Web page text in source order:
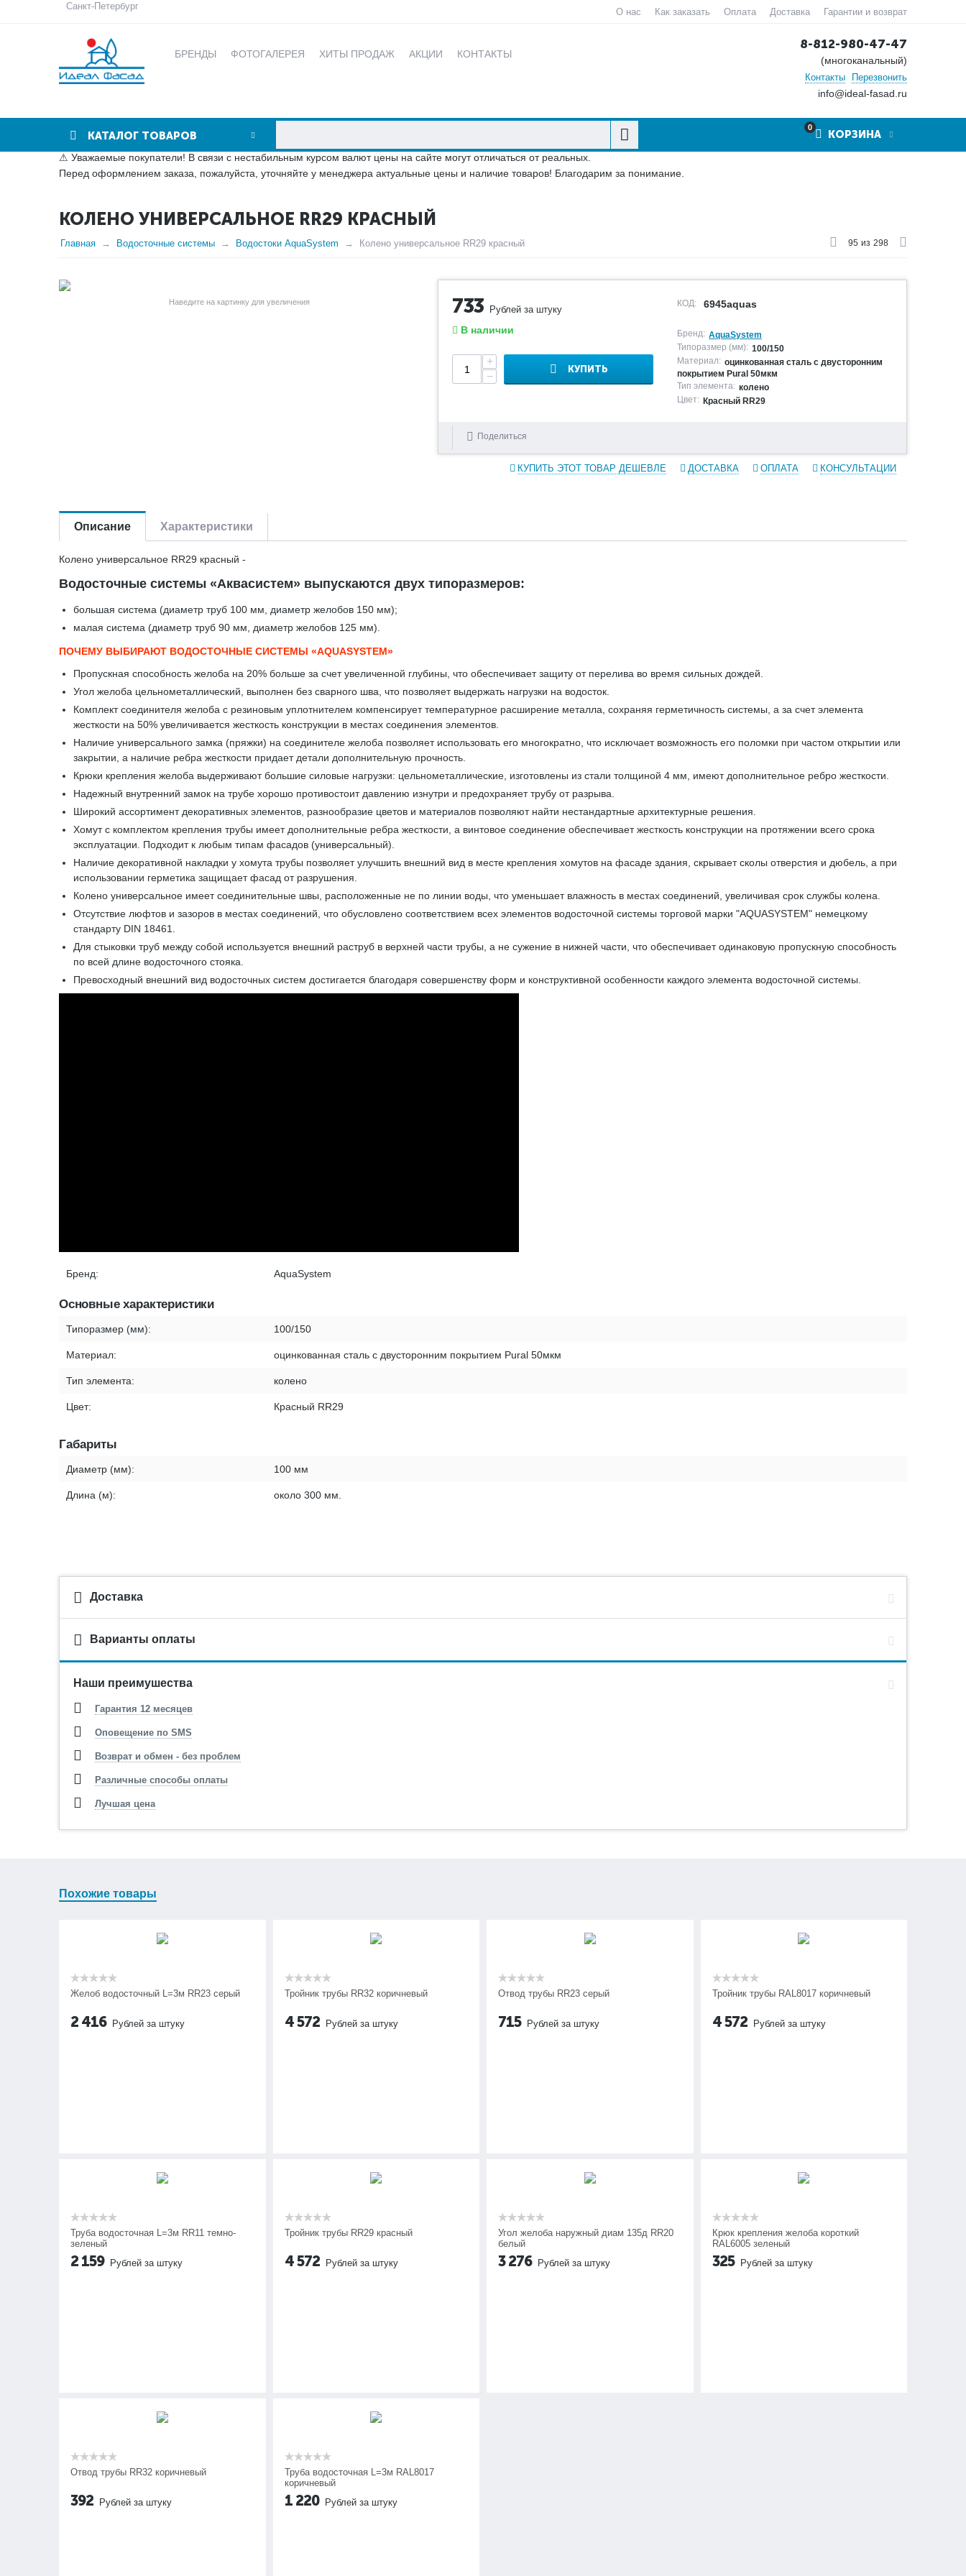
Санкт-Петербург
О нас Как заказать Оплата Доставка Гарантии и возврат
БРЕНДЫ ФОТОГАЛЕРЕЯ ХИТЫ ПРОДАЖ АКЦИИ КОНТАКТЫ
8-812-980-47-47
(многоканальный)
Контакты Перезвонить
info@ideal-fasad.ru
КАТАЛОГ ТОВАРОВ
0
КОРЗИНА
⚠ Уважаемые покупатели! В связи с нестабильным курсом валют цены на сайте могут отличаться от реальных.
Перед оформлением заказа, пожалуйста, уточняйте у менеджера актуальные цены и наличие товаров! Благодарим за понимание.
КОЛЕНО УНИВЕРСАЛЬНОЕ RR29 КРАСНЫЙ
Главная Водосточные системы Водостоки AquaSystem Колено универсальное RR29 красный 95 из 298
Наведите на картинку для увеличения 733 Рублей за штуку
В наличии
+
−
КУПИТЬ
КОД: 6945aquas
Бренд: AquaSystem
Типоразмер (мм): 100/150
Материал: оцинкованная сталь с двусторонним
покрытием Pural 50мкм
Тип элемента: колено
Цвет: Красный RR29
Поделиться
КУПИТЬ ЭТОТ ТОВАР ДЕШЕВЛЕ ДОСТАВКА ОПЛАТА КОНСУЛЬТАЦИИ
Описание Характеристики
Колено универсальное RR29 красный -
Водосточные системы «Аквасистем» выпускаются двух типоразмеров:
большая система (диаметр труб 100 мм, диаметр желобов 150 мм);
малая система (диаметр труб 90 мм, диаметр желобов 125 мм).
ПОЧЕМУ ВЫБИРАЮТ ВОДОСТОЧНЫЕ СИСТЕМЫ «AQUASYSTEM»
Пропускная способность желоба на 20% больше за счет увеличенной глубины, что обеспечивает защиту от перелива во время сильных дождей.
Угол желоба цельнометаллический, выполнен без сварного шва, что позволяет выдержать нагрузки на водосток.
Комплект соединителя желоба с резиновым уплотнителем компенсирует температурное расширение металла, сохраняя герметичность системы, а за счет элемента
жесткости на 50% увеличивается жесткость конструкции в местах соединения элементов.
Наличие универсального замка (пряжки) на соединителе желоба позволяет использовать его многократно, что исключает возможность его поломки при частом открытии или
закрытии, а наличие ребра жесткости придает детали дополнительную прочность.
Крюки крепления желоба выдерживают большие силовые нагрузки: цельнометаллические, изготовлены из стали толщиной 4 мм, имеют дополнительное ребро жесткости.
Надежный внутренний замок на трубе хорошо противостоит давлению изнутри и предохраняет трубу от разрыва.
Широкий ассортимент декоративных элементов, разнообразие цветов и материалов позволяют найти нестандартные архитектурные решения.
Хомут с комплектом крепления трубы имеет дополнительные ребра жесткости, а винтовое соединение обеспечивает жесткость конструкции на протяжении всего срока
эксплуатации. Подходит к любым типам фасадов (универсальный).
Наличие декоративной накладки у хомута трубы позволяет улучшить внешний вид в месте крепления хомутов на фасаде здания, скрывает сколы отверстия и дюбель, а при
использовании герметика защищает фасад от разрушения.
Колено универсальное имеет соединительные швы, расположенные не по линии воды, что уменьшает влажность в местах соединений, увеличивая срок службы колена.
Отсутствие люфтов и зазоров в местах соединений, что обусловлено соответствием всех элементов водосточной системы торговой марки "AQUASYSTEM" немецкому
стандарту DIN 18461.
Для стыковки труб между собой используется внешний раструб в верхней части трубы, а не сужение в нижней части, что обеспечивает одинаковую пропускную способность
по всей длине водосточного стояка.
Превосходный внешний вид водосточных систем достигается благодаря совершенству форм и конструктивной особенности каждого элемента водосточной системы.
Бренд: AquaSystem
Основные характеристики
Типоразмер (мм): 100/150
Материал: оцинкованная сталь с двусторонним покрытием Pural 50мкм
Тип элемента: колено
Цвет: Красный RR29
Габариты
Диаметр (мм): 100 мм
Длина (м): около 300 мм.
Доставка
Варианты оплаты
Наши преимушества
Гарантия 12 месяцев
Оповещение по SMS
Возврат и обмен - без проблем
Различные способы оплаты
Лучшая цена
Похожие товары
Желоб водосточный L=3м RR23 серый
2 416 Рублей за штуку
Тройник трубы RR32 коричневый
4 572 Рублей за штуку
Отвод трубы RR23 серый
715 Рублей за штуку
Тройник трубы RAL8017 коричневый
4 572 Рублей за штуку
Труба водосточная L=3м RR11 темно-
зеленый
2 159 Рублей за штуку
Тройник трубы RR29 красный
4 572 Рублей за штуку
Угол желоба наружный диам 135д RR20
белый
3 276 Рублей за штуку
Крюк крепления желоба короткий
RAL6005 зеленый
325 Рублей за штуку
Отвод трубы RR32 коричневый
392 Рублей за штуку
Труба водосточная L=3м RAL8017
коричневый
1 220 Рублей за штуку